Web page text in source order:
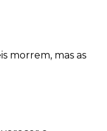
morrem, mas as